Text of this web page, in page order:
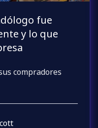
fue
y lo que
compradores